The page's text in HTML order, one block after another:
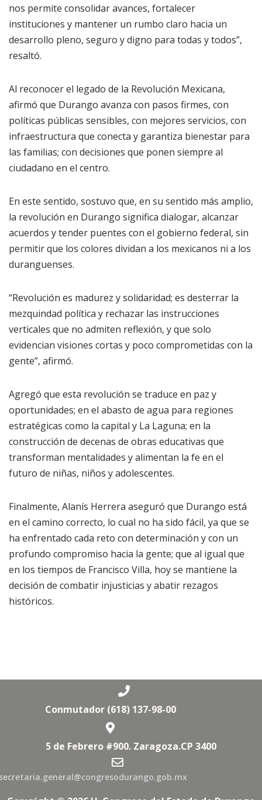
nos permite consolidar avances, fortalecer
instituciones y mantener un rumbo claro hacia un
desarrollo pleno, seguro y digno para todas y todos”,
resaltó.
Al reconocer el legado de la Revolución Mexicana,
afirmó que Durango avanza con pasos firmes, con
políticas públicas sensibles, con mejores servicios, con
infraestructura que conecta y garantiza bienestar para
las familias; con decisiones que ponen siempre al
ciudadano en el centro.
En este sentido, sostuvo que, en su sentido más amplio,
la revolución en Durango significa dialogar, alcanzar
acuerdos y tender puentes con el gobierno federal, sin
permitir que los colores dividan a los mexicanos ni a los
duranguenses.
“Revolución es madurez y solidaridad; es desterrar la
mezquindad política y rechazar las instrucciones
verticales que no admiten reflexión, y que solo
evidencian visiones cortas y poco comprometidas con la
gente”, afirmó.
Agregó que esta revolución se traduce en paz y
oportunidades; en el abasto de agua para regiones
estratégicas como la capital y La Laguna; en la
construcción de decenas de obras educativas que
transforman mentalidades y alimentan la fe en el
futuro de niñas, niños y adolescentes.
Finalmente, Alanís Herrera aseguró que Durango está
en el camino correcto, lo cual no ha sido fácil, ya que se
ha enfrentado cada reto con determinación y con un
profundo compromiso hacia la gente; que al igual que
en los tiempos de Francisco Villa, hoy se mantiene la
decisión de combatir injusticias y abatir rezagos
históricos.
Conmutador (618) 137-98-00
5 de Febrero #900. Zaragoza.CP 3400